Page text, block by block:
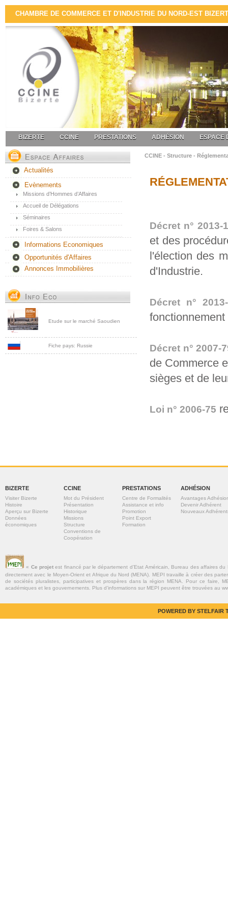
CHAMBRE DE COMMERCE ET D'INDUSTRIE DU NORD-EST
BIZERTE CCINE PRESTATIONS ADHÉSION ESPACE
Actualités
Evènements
Missions d’Hommes d’Affaires
Accueil de Délégations
Séminaires
Foires & Salons
Informations Economiques
Opportunités d'Affaires
Annonces Immobilières
Etude sur le marché Saoudien
Fiche pays: Russie
CCINE - Structure -
Décret n°
et des
l'élection des
d'Industrie.
Décret n°
Décret n° 2007-
de Commerce
sièges et de
Loi n° 2006-75
BIZERTE
Visiter Bizerte
Histoire
Aperçu sur Bizerte
Données
économiques
CCINE
Mot du Président
Présentation
Historique
Missions
Structure
Conventions de
Coopération
PRESTATIONS
Centre de Formalités
Assistance et info
Promotion
Point Export
Formation
ADHÉSION
Avantages
Devenir Adhérent
Nouveaux
« Ce projetest financé par le département d’Etat Américain, Bureau des affaires
directement avec le Moyen-Orient et Afrique du Nord (MENA). MEPI travaille à créer des
de sociétés pluralistes, participatives et prospères dans la région MENA. Pour ce faire,
académiques et les gouvernements. Plus d’informations sur MEPI peuvent être trouvées au
POWERED BY STELFAIR